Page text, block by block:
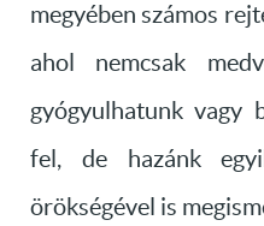
megyében számos
ahol nemcsak
gyógyulhatunk vagy
fel, de hazánk
örökségével is